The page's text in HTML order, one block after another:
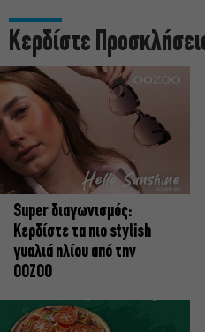
Κερδίστε
Super διαγωνισμός:
Κερδίστε τα πιο stylish
γυαλιά ηλίου από την
OOZOO